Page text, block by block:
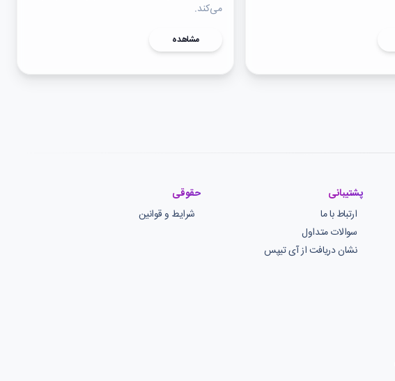
می‌کند.
مشاهده
پشتیبانی
ارتباط با ما
سوالات متداول
نشان دریافت از آی تیپس
حقوقی
شرایط و قوانین